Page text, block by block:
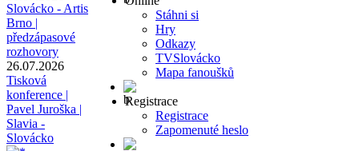
Slovácko - Artis
Brno |
předzápasové
rozhovory
26.07.2026
Tisková
konference |
Pavel Juroška |
Slavia -
Slovácko
Stáhni si
Hry
Odkazy
TVSlovácko
Mapa fanoušků
Registrace
Registrace
Zapomenuté heslo